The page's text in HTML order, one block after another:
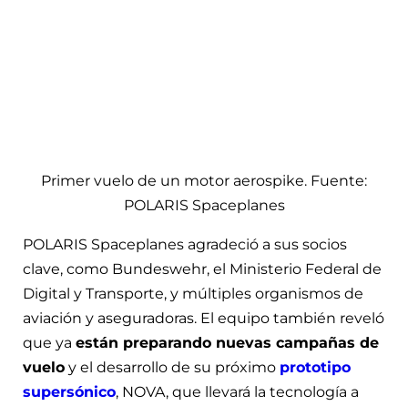
Primer vuelo de un motor aerospike. Fuente:
POLARIS Spaceplanes
POLARIS Spaceplanes agradeció a sus socios
clave, como Bundeswehr, el Ministerio Federal de
Digital y Transporte, y múltiples organismos de
aviación y aseguradoras. El equipo también reveló
que ya están preparando nuevas campañas de
vuelo y el desarrollo de su próximo prototipo
supersónico, NOVA, que llevará la tecnología a